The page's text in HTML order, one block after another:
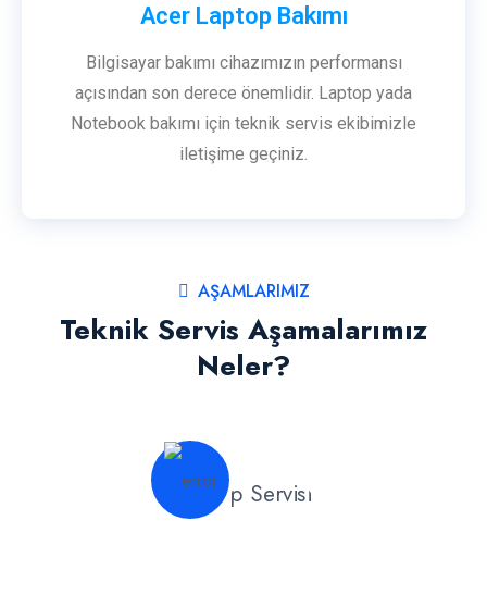
Acer Laptop Bakımı
Bilgisayar bakımı cihazımızın performansı
açısından son derece önemlidir. Laptop yada
Notebook bakımı için teknik servis ekibimizle
iletişime geçiniz.
AŞAMLARIMIZ
Teknik Servis Aşamalarımız
Neler?